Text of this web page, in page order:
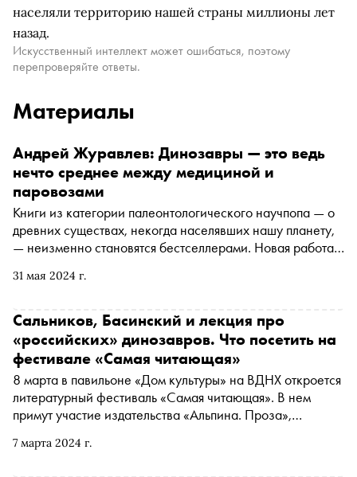
населяли территорию нашей страны миллионы лет
назад.
Искусственный интеллект может ошибаться, поэтому
перепроверяйте ответы.
Материалы
31 мая 2024 г.
Андрей Журавлев: Динозавры — это ведь
нечто среднее между медициной и
паровозами
Книги из категории палеонтологического научпопа — о
древних существах, некогда населявших нашу планету,
— неизменно становятся бестселлерами. Новая работа
Андрея Журавлева «Как живые» позволяет не просто
публикация задумана как галерея «портретов». «Сноб»
узнал у ученого-палеонтолога, будет ли продолжение,
чем питались мегалодоны и возможно ли сегодня
оживить мамонта
7 марта 2024 г.
Сальников, Басинский и лекция про
«российских» динозавров. Что посетить на
фестивале «Самая читающая»
8 марта в павильоне «Дом культуры» на ВДНХ откроется
литературный фестиваль «Самая читающая». В нем
примут участие издательства «Альпина. Проза»,
Дмитрий Данилов и Павел Басинский. «Сноб» выбрал